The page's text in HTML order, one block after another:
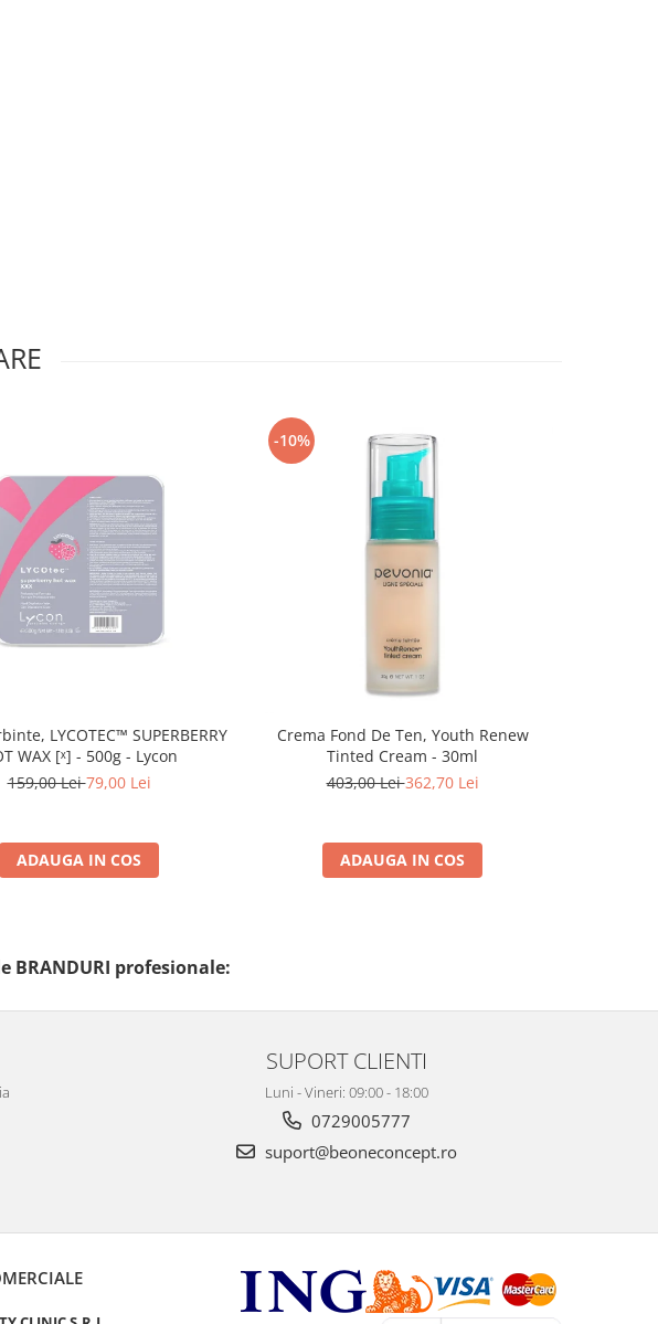
LYCOTEC™ SUPERBERRY
WAX [ˣ] - 500g - Lycon
159,00 Lei79,00 Lei
ADAUGA IN COS
-10%
Crema Fond De Ten, Youth Renew
Tinted Cream - 30ml
403,00 Lei362,70 Lei
ADAUGA IN COS
profesionale:
SUPORT CLIENTI
Luni - Vineri: 09:00 - 18:00
0729005777
suport@beoneconcept.ro